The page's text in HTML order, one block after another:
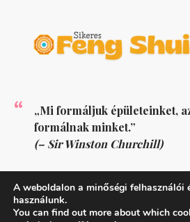
„Mi formáljuk épületeinket,
formálnak minket.”
(– Sir Winston Churchill)
A weboldalon a minőségi felhasználói
használunk.
You can find out more about which